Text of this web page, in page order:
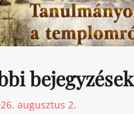
bejegyzések
augusztus 2.